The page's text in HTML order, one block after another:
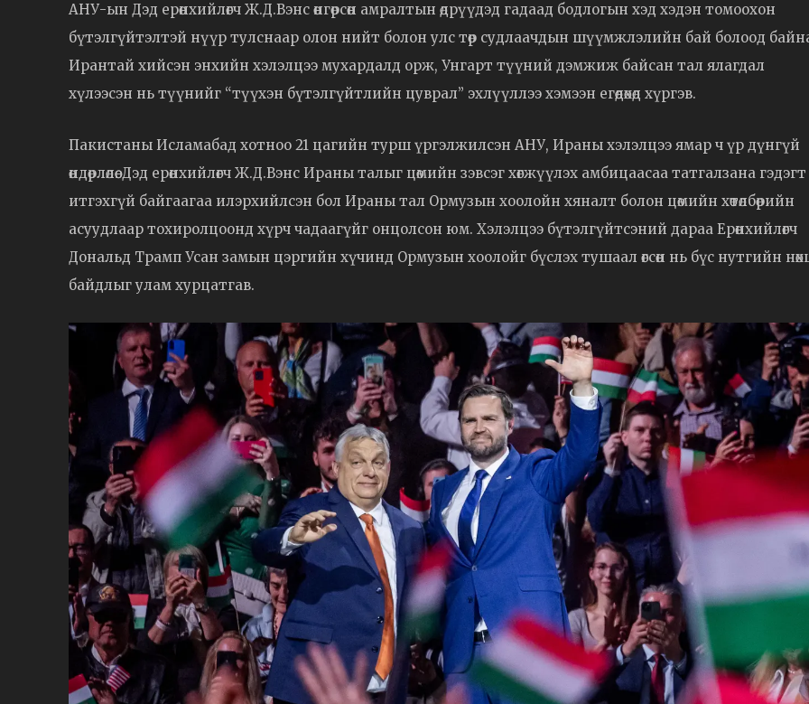
АНУ-ын Дэд ерөнхийлөгч Ж.Д.Вэнс өнгөрсөн амралтын өдрүүдэд гадаад бодлогын хэд хэдэн томоохон
бүтэлгүйтэлтэй нүүр тулснаар олон нийт болон улс төр судлаачдын шүүмжлэлийн бай болоод
Ирантай хийсэн энхийн хэлэлцээ мухардалд орж, Унгарт түүний дэмжиж байсан тал ялагдал
хүлээсэн нь түүнийг “түүхэн бүтэлгүйтлийн цуврал” эхлүүллээ хэмээн егөөдөхөд хүргэв.
Пакистаны Исламабад хотноо 21 цагийн турш үргэлжилсэн АНУ, Ираны хэлэлцээ ямар ч үр дүнгүй
өндөрлөлөө. Дэд ерөнхийлөгч Ж.Д.Вэнс Ираны талыг цөмийн зэвсэг хөгжүүлэх амбицаасаа татгалзана гэдэгт
итгэхгүй байгаагаа илэрхийлсэн бол Ираны тал Ормузын хоолойн хяналт болон цөмийн хөтөлбөрийн
асуудлаар тохиролцоонд хүрч чадаагүйг онцолсон юм. Хэлэлцээ бүтэлгүйтсэний дараа Ерөнхийлөгч
Дональд Трамп Усан замын цэргийн хүчинд Ормузын хоолойг бүслэх тушаал өгсөн нь бүс нутгийн
байдлыг улам хурцатгав.